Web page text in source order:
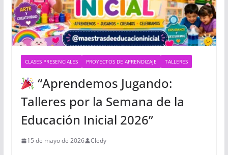
CLASES PRESENCIALES PROYECTOS DE APRENDIZAJE TALLERES
“Aprendemos Jugando:
Talleres por la Semana de la
Educación Inicial 2026”
15 de mayo de 2026 Cledy